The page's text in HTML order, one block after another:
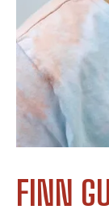
FINN